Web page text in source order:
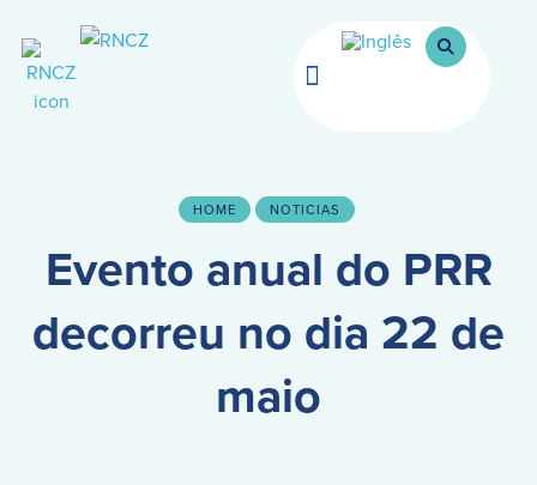
Evento anual do PRR
decorreu no dia 22 de
maio
HOME NOTICIAS